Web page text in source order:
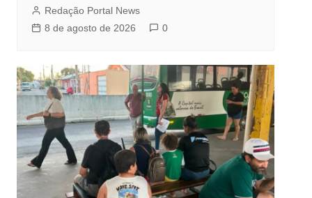
Redação Portal News
8 de agosto de 2026
0